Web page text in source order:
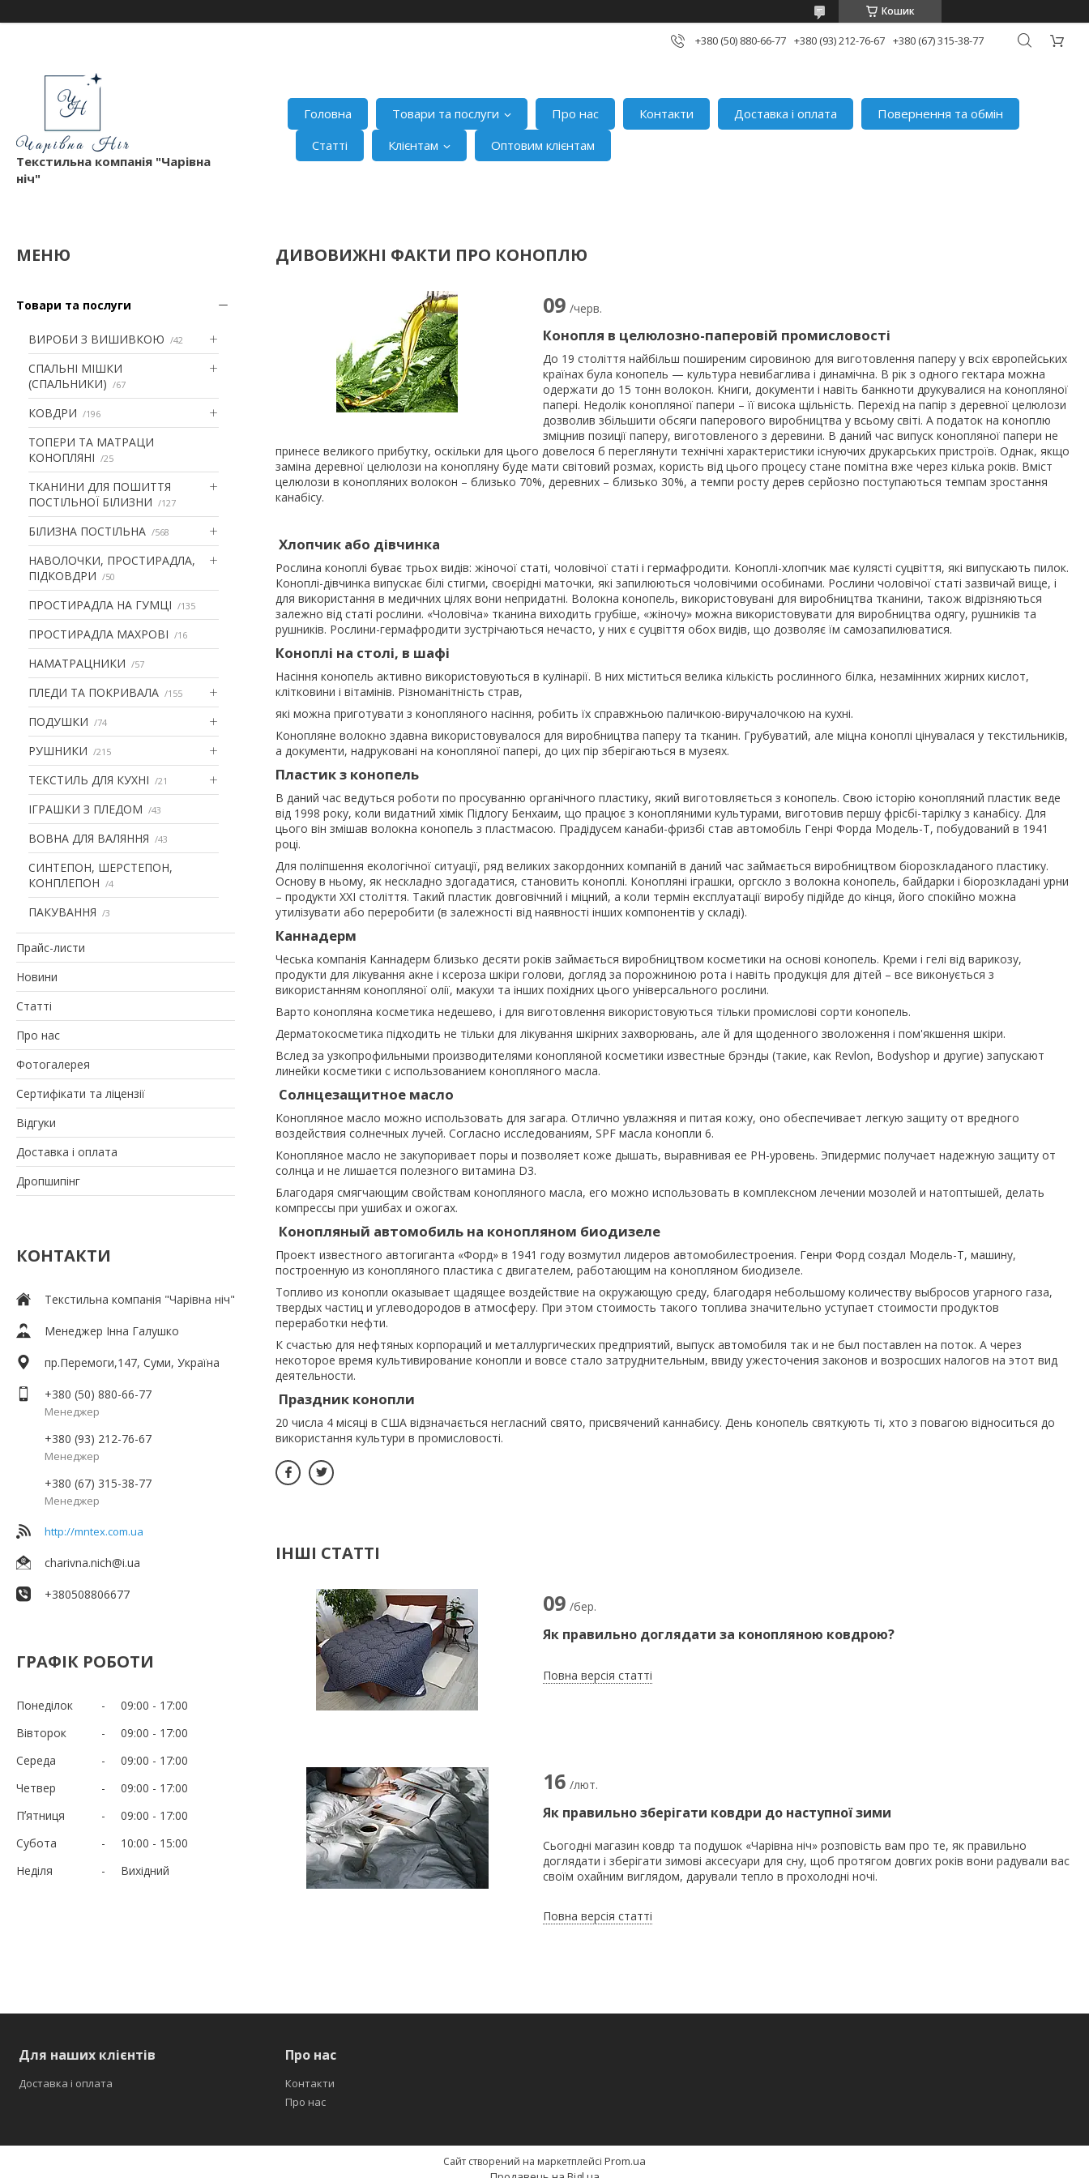
Кошик
+380 (50) 880-66-77 +380 (93) 212-76-67 +380 (67) 315-38-77
Текстильна компанія "Чарівна
ніч"
Головна Товари та послуги Про нас Контакти Доставка і оплата
Повернення та обмін
Статті
Клієнтам Оптовим клієнтам
Товари та послуги
ВИРОБИ З ВИШИВКОЮ 42
СПАЛЬНІ МІШКИ
(СПАЛЬНИКИ)
67
КОВДРИ 196
ТОПЕРИ ТА МАТРАЦИ
КОНОПЛЯНІ
25
ТКАНИНИ ДЛЯ ПОШИТТЯ
ПОСТІЛЬНОЇ БІЛИЗНИ
127
БІЛИЗНА ПОСТІЛЬНА 568
НАВОЛОЧКИ, ПРОСТИРАДЛА,
ПІДКОВДРИ
50
ПРОСТИРАДЛА НА ГУМЦІ 135
ПРОСТИРАДЛА МАХРОВІ 16
НАМАТРАЦНИКИ 57
ПЛЕДИ ТА ПОКРИВАЛА 155
ПОДУШКИ 74
РУШНИКИ 215
ТЕКСТИЛЬ ДЛЯ КУХНІ 21
ІГРАШКИ З ПЛЕДОМ 43
ВОВНА ДЛЯ ВАЛЯННЯ 43
СИНТЕПОН, ШЕРСТЕПОН,
КОНПЛЕПОН
4
ПАКУВАННЯ 3
Прайс-листи
Новини
Статті
Про нас
Фотогалерея
Сертифікати та ліцензії
Відгуки
Доставка і оплата
Дропшипінг
КОНТАКТИ
Текстильна компанія "Чарівна ніч"
Менеджер Інна Галушко
пр.Перемоги,147, Суми, Україна
+380 (50) 880-66-77
Менеджер
+380 (93) 212-76-67
Менеджер
+380 (67) 315-38-77
Менеджер
http://mntex.com.ua
charivna.nich@i.ua
+380508806677
ГРАФІК РОБОТИ
Понеділок 09:00
17:00
Вівторок
09:00
17:00
Середа
09:00
17:00
Четвер
09:00
17:00
Пʼятниця
09:00
17:00
Субота
10:00
15:00
Неділя
Вихідний
ДИВОВИЖНІ ФАКТИ ПРО КОНОПЛЮ
09 /черв.
Конопля в целюлозно-паперовій промисловості
До 19 століття найбільш поширеним сировиною для виготовлення паперу у всіх європейських
країнах була конопель — культура невибаглива і динамічна. В рік з одного гектара можна
одержати до 15 тонн волокон. Книги, документи і навіть банкноти друкувалися на конопляної
папері. Недолік конопляної папери – її висока щільність. Перехід на папір з деревної целюлози
дозволив збільшити обсяги паперового виробництва у всьому світі. А податок на коноплю
зміцнив позиції паперу, виготовленого з деревини. В даний час випуск конопляної папери не
принесе великого прибутку, оскільки для цього довелося б переглянути технічні характеристики існуючих друкарських пристроїв. Однак, якщо
заміна деревної целюлози на конопляну буде мати світовий розмах, користь від цього процесу стане помітна вже через кілька років. Вміст
целюлози в конопляних волокон – близько 70%, деревних – близько 30%, а темпи росту дерев серйозно поступаються темпам зростання
канабісу.
Хлопчик або дівчинка
Рослина коноплі буває трьох видів: жіночої статі, чоловічої статі і гермафродити. Коноплі-хлопчик має кулясті суцвіття, які випускають пилок.
Коноплі-дівчинка випускає білі стигми, своєрідні маточки, які запилюються чоловічими особинами. Рослини чоловічої статі зазвичай вище, і
для використання в медичних цілях вони непридатні. Волокна конопель, використовувані для виробництва тканини, також відрізняються
залежно від статі рослини. «Чоловіча» тканина виходить грубіше, «жіночу» можна використовувати для виробництва одягу, рушників та
рушників. Рослини-гермафродити зустрічаються нечасто, у них є суцвіття обох видів, що дозволяє їм самозапилюватися.
Коноплі на столі, в шафі
Насіння конопель активно використовуються в кулінарії. В них міститься велика кількість рослинного білка, незамінних жирних кислот,
клітковини і вітамінів. Різноманітність страв,
які можна приготувати з конопляного насіння, робить їх справжньою паличкою-виручалочкою на кухні.
Конопляне волокно здавна використовувалося для виробництва паперу та тканин. Грубуватий, але міцна коноплі цінувалася у текстильників,
а документи, надруковані на конопляної папері, до цих пір зберігаються в музеях.
Пластик з конопель
В даний час ведуться роботи по просуванню органічного пластику, який виготовляється з конопель. Свою історію конопляний пластик веде
від 1998 року, коли видатний хімік Підлогу Бенхаим, що працює з конопляними культурами, виготовив першу фрісбі-тарілку з канабісу. Для
цього він змішав волокна конопель з пластмасою. Прадідусем канаби-фризбі став автомобіль Генрі Форда Модель-Т, побудований в 1941
році.
Для поліпшення екологічної ситуації, ряд великих закордонних компаній в даний час займається виробництвом біорозкладаного пластику.
Основу в ньому, як нескладно здогадатися, становить коноплі. Конопляні іграшки, оргскло з волокна конопель, байдарки і біорозкладані урни
– продукти XXI століття. Такий пластик довговічний і міцний, а коли термін експлуатації виробу підійде до кінця, його спокійно можна
утилізувати або переробити (в залежності від наявності інших компонентів у складі).
Каннадерм
Чеська компанія Каннадерм близько десяти років займається виробництвом косметики на основі конопель. Креми і гелі від варикозу,
продукти для лікування акне і ксероза шкіри голови, догляд за порожниною рота і навіть продукція для дітей – все виконується з
використанням конопляної олії, макухи та інших похідних цього універсального рослини.
Варто конопляна косметика недешево, і для виготовлення використовуються тільки промислові сорти конопель.
Дерматокосметика підходить не тільки для лікування шкірних захворювань, але й для щоденного зволоження і пом'якшення шкіри.
Вслед за узкопрофильными производителями конопляной косметики известные брэнды (такие, как Revlon, Bodyshop и другие) запускают
линейки косметики с использованием конопляного масла.
Солнцезащитное масло
Конопляное масло можно использовать для загара. Отлично увлажняя и питая кожу, оно обеспечивает легкую защиту от вредного
воздействия солнечных лучей. Согласно исследованиям, SPF масла конопли 6.
Конопляное масло не закупоривает поры и позволяет коже дышать, выравнивая ее PH-уровень. Эпидермис получает надежную защиту от
солнца и не лишается полезного витамина D3.
Благодаря смягчающим свойствам конопляного масла, его можно использовать в комплексном лечении мозолей и натоптышей, делать
компрессы при ушибах и ожогах.
Конопляный автомобиль на конопляном биодизеле
Проект известного автогиганта «Форд» в 1941 году возмутил лидеров автомобилестроения. Генри Форд создал Модель-Т, машину,
построенную из конопляного пластика с двигателем, работающим на конопляном биодизеле.
Топливо из конопли оказывает щадящее воздействие на окружающую среду, благодаря небольшому количеству выбросов угарного газа,
твердых частиц и углеводородов в атмосферу. При этом стоимость такого топлива значительно уступает стоимости продуктов
переработки нефти.
К счастью для нефтяных корпораций и металлургических предприятий, выпуск автомобиля так и не был поставлен на поток. А через
некоторое время культивирование конопли и вовсе стало затруднительным, ввиду ужесточения законов и возросших налогов на этот вид
деятельности.
Праздник конопли
20 числа 4 місяці в США відзначається негласний свято, присвячений каннабису. День конопель святкують ті, хто з повагою відноситься до
використання культури в промисловості.
ІНШІ СТАТТІ
09 /бер.
Як правильно доглядати за конопляною ковдрою?
Повна версія статті
16 /лют.
Як правильно зберігати ковдри до наступної зими
Сьогодні магазин ковдр та подушок «Чарівна ніч» розповість вам про те, як правильно
доглядати і зберігати зимові аксесуари для сну, щоб протягом довгих років вони радували вас
своїм охайним виглядом, дарували тепло в прохолодні ночі.
Повна версія статті
Для наших клієнтів
Доставка і оплата
Про нас
Контакти
Про нас
Сайт створений на маркетплейсі Prom.ua